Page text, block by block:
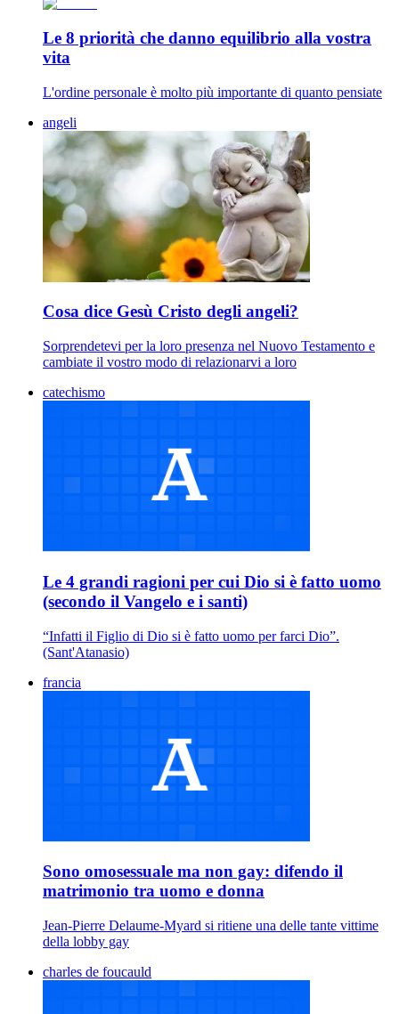
Le 8 priorità che danno equilibrio alla vostra
vita
L'ordine personale è molto più importante di quanto pensiate
angeli
Cosa dice Gesù Cristo degli angeli?
Sorprendetevi per la loro presenza nel Nuovo Testamento e
cambiate il vostro modo di relazionarvi a loro
catechismo
Le 4 grandi ragioni per cui Dio si è fatto uomo
(secondo il Vangelo e i santi)
“Infatti il Figlio di Dio si è fatto uomo per farci Dio”.
(Sant'Atanasio)
francia
Sono omosessuale ma non gay: difendo il
matrimonio tra uomo e donna
Jean-Pierre Delaume-Myard si ritiene una delle tante vittime
della lobby gay
charles de foucauld